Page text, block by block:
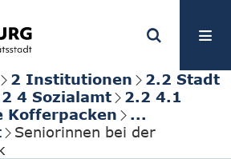
2 Institutionen
2.2 Stadt
4 Sozialamt
2.2 4.1
Kofferpacken
...
Seniorinnen bei der